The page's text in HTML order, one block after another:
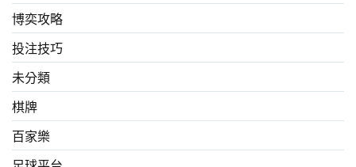
博奕攻略
投注技巧
未分類
棋牌
百家樂